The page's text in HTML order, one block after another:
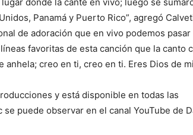
Panamá y Puerto Rico”, agregó
de adoración que en vivo podemos pasar
favoritas de esta canción que la canto
anhela; creo en ti, creo en ti. Eres Dios de mi
y está disponible en todas las
puede observar en el canal YouTube de